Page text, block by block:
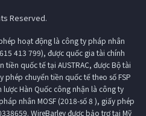
Reserved.
hoạt động là công ty pháp nhân
413 799), được quốc gia tài chính
tiền quốc tế tại AUSTRAC, được Bộ tài
phép chuyển tiền quốc tế theo số FSP
Hàn Quốc công nhận là công ty
nhân MOSF (2018-số 8 ), giấy phép
WireBarley được bảo trợ tại Mỹ